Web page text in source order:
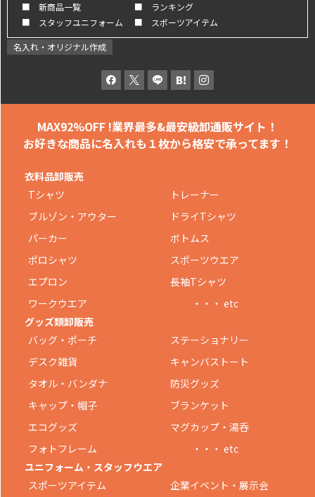
■ 新商品一覧
■ ランキング
■ スタッフユニフォーム
■ スポーツアイテム
名入れ・オリジナル作成
MAX92%OFF !業界最多&最安級卸通販サイト！
お好きな商品に名入れも １枚から格安で承ってます！
衣料品卸販売
Tシャツ
トレーナー
ブルゾン・アウター
ドライTシャツ
パーカー
ボトムス
ポロシャツ
スポーツウエア
エプロン
長袖Tシャツ
ワークウエア
・・・ etc
グッズ類卸販売
バッグ・ポーチ
ステーショナリー
デスク雑貨
キャンバストート
タオル・バンダナ
防災グッズ
キャップ・帽子
ブランケット
エコグッズ
マグカップ・湯呑
フォトフレーム
・・・ etc
ユニフォーム・スタッフウエア
スポーツアイテム
企業イベント・展示会